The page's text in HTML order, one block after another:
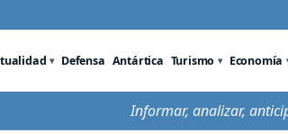
Defensa Antártica Turismo Economía
Informar, analizar,